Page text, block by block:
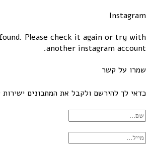
Instagram
Please check it again or try with
another instagram account.
שמרו על קשר
כדאי לך להירשם ולקבל את המתכונים ישירות